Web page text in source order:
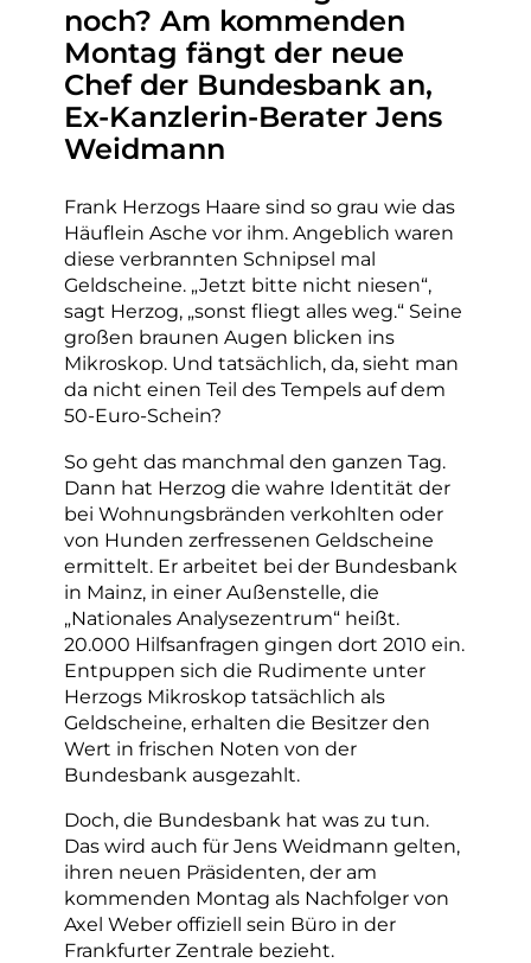
noch? Am kommenden
Montag fängt der neue
Chef der Bundesbank an,
Ex-Kanzlerin-Berater Jens
Weidmann
Frank Herzogs Haare sind so grau wie das
Häuflein Asche vor ihm. Angeblich waren
diese verbrannten Schnipsel mal
Geldscheine. „Jetzt bitte nicht niesen“,
sagt Herzog, „sonst fliegt alles weg.“ Seine
großen braunen Augen blicken ins
Mikroskop. Und tatsächlich, da, sieht man
da nicht einen Teil des Tempels auf dem
50-Euro-Schein?
So geht das manchmal den ganzen Tag.
Dann hat Herzog die wahre Identität der
bei Wohnungsbränden verkohlten oder
von Hunden zerfressenen Geldscheine
ermittelt. Er arbeitet bei der Bundesbank
in Mainz, in einer Außenstelle, die
„Nationales Analysezentrum“ heißt.
20.000 Hilfsanfragen gingen dort 2010 ein.
Entpuppen sich die Rudimente unter
Herzogs Mikroskop tatsächlich als
Geldscheine, erhalten die Besitzer den
Wert in frischen Noten von der
Bundesbank ausgezahlt.
Doch, die Bundesbank hat was zu tun.
Das wird auch für Jens Weidmann gelten,
ihren neuen Präsidenten, der am
kommenden Montag als Nachfolger von
Axel Weber offiziell sein Büro in der
Frankfurter Zentrale bezieht.